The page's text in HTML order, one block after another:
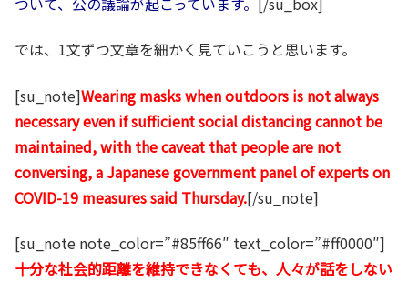
では、1文ずつ文章を細かく見ていこうと思います。
[su_note]Wearing masks when outdoors is not always
necessary even if sufficient social distancing cannot be
maintained, with the caveat that people are not
conversing, a Japanese government panel of experts on
COVID-19 measures said Thursday.[/su_note]
[su_note note_color=”#85ff66″ text_color=”#ff0000″]
十分な社会的距離を維持できなくても、人々が話をしない